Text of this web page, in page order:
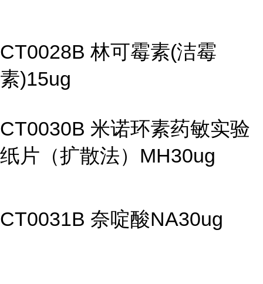
CT0028B 林可霉素(洁霉
素)15ug
CT0030B 米诺环素药敏实验
纸片（扩散法）MH30ug
CT0031B 奈啶酸NA30ug